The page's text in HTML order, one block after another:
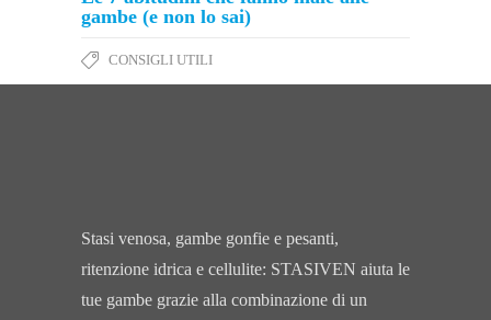
gambe (e non lo sai)
CONSIGLI UTILI
Stasi venosa, gambe gonfie e pesanti,
ritenzione idrica e cellulite: STASIVEN aiuta le
tue gambe grazie alla combinazione di un